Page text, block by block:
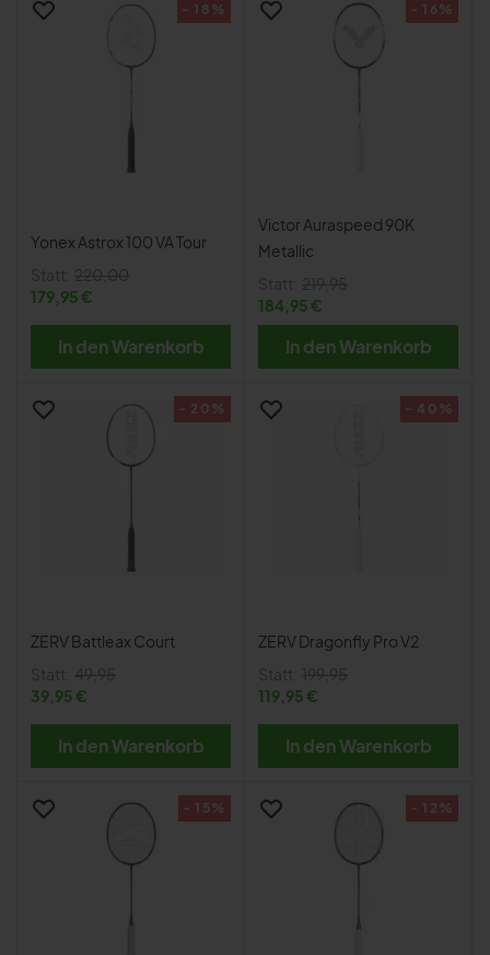
- 18%
Yonex Astrox 100 VA Tour
Statt: 220,00
179,95 €
In den Warenkorb
- 16%
Victor Auraspeed 90K
Metallic
Statt: 219,95
184,95 €
In den Warenkorb
- 20%
ZERV Battleax Court
Statt: 49,95
39,95 €
In den Warenkorb
- 40%
ZERV Dragonfly Pro V2
Statt: 199,95
119,95 €
In den Warenkorb
- 15% - 12%